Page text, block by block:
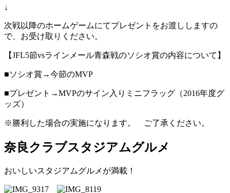
↓
次戦以降のホームゲームにてプレゼントをお渡ししますの
で、お受け取りください。
【JFL5節vsラインメール青森戦のソシオ賞の内容について】
■ソシオ賞→今節のMVP
■プレゼント→MVPのサイン入りミニフラッグ（2016年度グ
ッズ）
※勝利した場合の実施になります。 ご了承ください。
奈良クラブスタジアムグルメ
おいしいスタジアムグルメが満載！